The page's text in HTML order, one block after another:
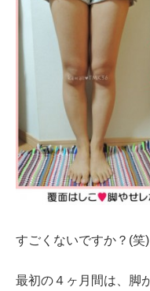
すごくないですか？(笑)
最初の４ヶ月間は、脚